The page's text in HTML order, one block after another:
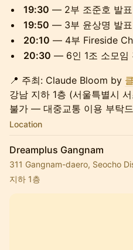
19:30 — 2부 조준호 발
19:50 — 3부 윤상명 발
20:10 — 4부 Fireside
20:30 — 6인 1조 소모임
📍 주최: Claude Bloom by
강남 지하 1층 (서울특별시
불가 — 대중교통 이용 부탁
Location
Dreamplus Gangnam
311 Gangnam-daero, Seocho
지하 1층